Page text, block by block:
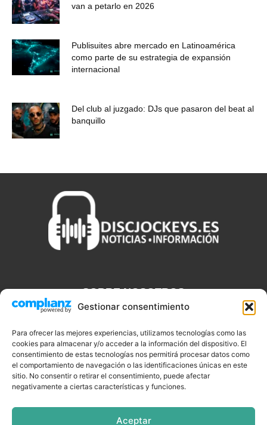
Gestionar consentimiento
Para ofrecer las mejores experiencias, utilizamos tecnologías como las
cookies para almacenar y/o acceder a la información del dispositivo. El
consentimiento de estas tecnologías nos permitirá procesar datos como
el comportamiento de navegación o las identificaciones únicas en este
sitio. No consentir o retirar el consentimiento, puede afectar
negativamente a ciertas características y funciones.
Aceptar
van a petarlo en 2026
Publisuites abre mercado en Latinoamérica
como parte de su estrategia de expansión
internacional
Del club al juzgado: DJs que pasaron del beat al
banquillo
SOBRE NOSOTROS
Discjockeys.es es el portal web donde podrás conseguir todo lo
que necesitas saber sobre noticias, novedades, tecnologías y
aplicaciones que te ayudaran a ser un mejor Djs.
SÍGUENOS